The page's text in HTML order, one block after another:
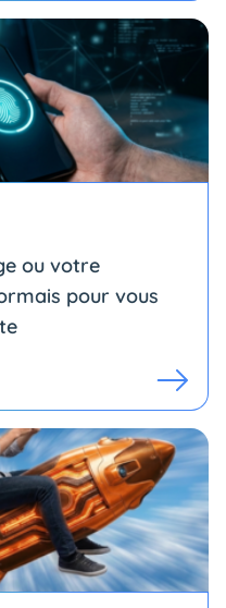
ou votre
pour vous